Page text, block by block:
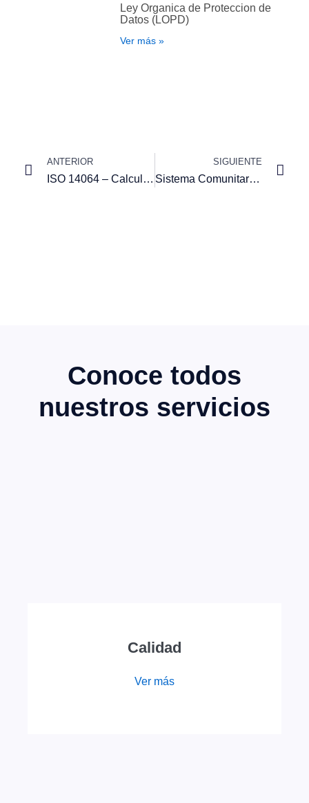
Ley Organica de Proteccion de
Datos (LOPD)
Ver más »
ANTERIOR
ISO 14064 – Calculo de la huella de carbono de una organización
SIGUIENTE
Sistema Comunitario de Gestión y Auditoría Ambiental (EMAS)
Conoce todos
nuestros servicios
Calidad
Ver más